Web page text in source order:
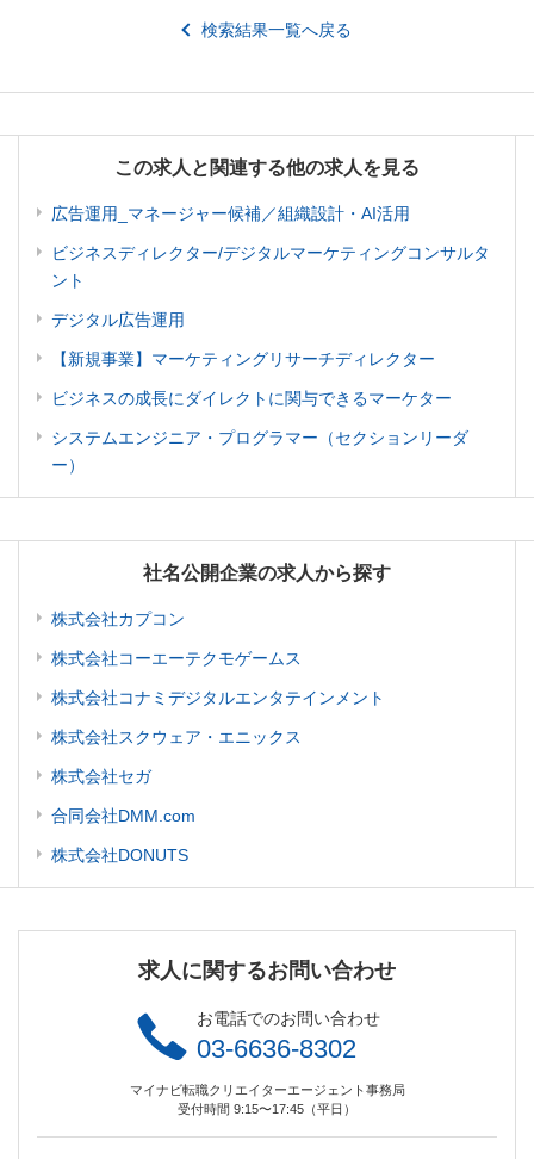
検索結果一覧へ戻る
この求人と関連する他の求人を見る
広告運用_マネージャー候補／組織設計・AI活用
ビジネスディレクター/デジタルマーケティングコンサルタ
ント
デジタル広告運用
【新規事業】マーケティングリサーチディレクター
ビジネスの成長にダイレクトに関与できるマーケター
システムエンジニア・プログラマー（セクションリーダ
ー）
社名公開企業の求人から探す
株式会社カプコン
株式会社コーエーテクモゲームス
株式会社コナミデジタルエンタテインメント
株式会社スクウェア・エニックス
株式会社セガ
合同会社DMM.com
株式会社DONUTS
求人に関するお問い合わせ
お電話でのお問い合わせ
03-6636-8302
マイナビ転職クリエイターエージェント事務局
受付時間 9:15〜17:45（平日）